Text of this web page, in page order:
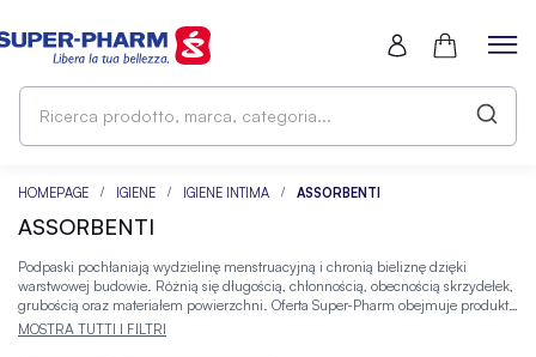
HOMEPAGE IGIENE IGIENE INTIMA ASSORBENTI
ASSORBENTI
Podpaski pochłaniają wydzielinę menstruacyjną i chronią bieliznę dzięki
warstwowej budowie. Różnią się długością, chłonnością, obecnością skrzydełek,
grubością oraz materiałem powierzchni. Oferta Super-Pharm obejmuje produkty
higieniczne o różnym przeznaczeniu, formie i sposobie użycia.
MOSTRA TUTTI I FILTRI